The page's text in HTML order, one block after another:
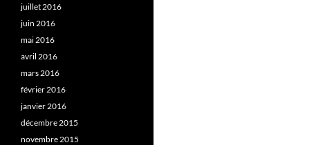
juillet 2016
juin 2016
mai 2016
avril 2016
mars 2016
février 2016
janvier 2016
décembre 2015
novembre 2015